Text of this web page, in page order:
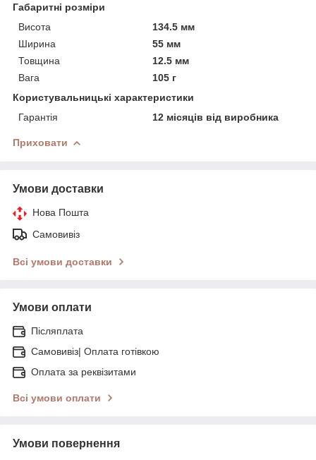
Габаритні розміри
Висота
134.5 мм
Ширина
55 мм
Товщина
12.5 мм
Вага
105 г
Користувальницькі характеристики
Гарантія
12 місяців від виробника
Приховати
Умови доставки
Нова Пошта
Самовивіз
Всі умови доставки
Умови оплати
Післяплата
Самовивіз| Оплата готівкою
Оплата за реквізитами
Всі умови оплати
Умови повернення